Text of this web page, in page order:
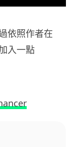
依照作者在
入一點